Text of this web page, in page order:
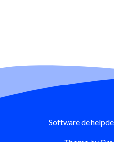
Software de